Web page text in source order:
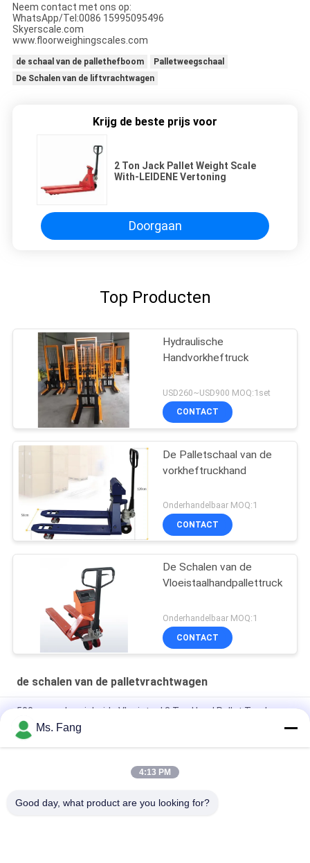
Neem contact met ons op:
WhatsApp/Tel:0086 15995095496
Skyerscale.com
www.floorweighingscales.com
de schaal van de pallethefboom
Palletweegschaal
De Schalen van de liftvrachtwagen
Krijg de beste prijs voor
2 Ton Jack Pallet Weight Scale
With-LEIDENE Vertoning
Doorgaan
Top Producten
Hydraulische
Handvorkheftruck
USD260~USD900 MOQ:1set
CONTACT
De Palletschaal van de
vorkheftruckhand
Onderhandelbaar MOQ:1
CONTACT
De Schalen van de
Vloeistaalhandpallettruck
Onderhandelbaar MOQ:1
CONTACT
de schalen van de palletvrachtwagen
500g nauwkeurigheids Vloeistaal 3 Ton Hand Pallet Truck
Scales
Volledig elektrische weegschaal van 3 ton met weegfunctie
3000 kg handmatig wegen Hydraulische handpallettruck met
Ms. Fang
4:13 PM
Good day, what product are you looking for?